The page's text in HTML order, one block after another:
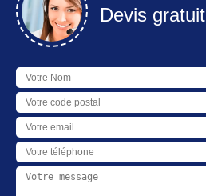
Devis gratuit